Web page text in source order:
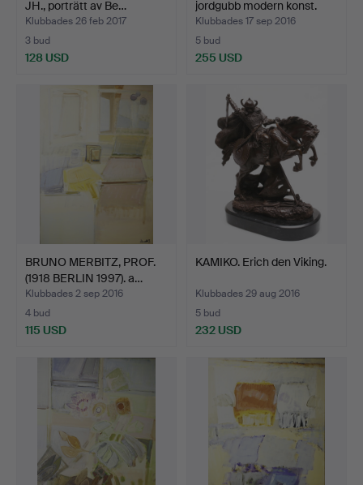
JH., porträtt av Be…
Klubbades 26 feb 2017
3 bud
128 USD
jordgubb modern konst.
Klubbades 17 sep 2016
5 bud
255 USD
BRUNO MERBITZ, PROF.
(1918 BERLIN 1997). a…
Klubbades 2 sep 2016
4 bud
115 USD
KAMIKO. Erich den Viking.
Klubbades 29 aug 2016
5 bud
232 USD